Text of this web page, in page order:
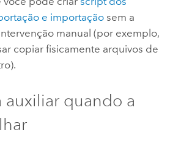
e importaçãosem a
manual (por exemplo,
copiar fisicamente arquivos de
auxiliar quando a